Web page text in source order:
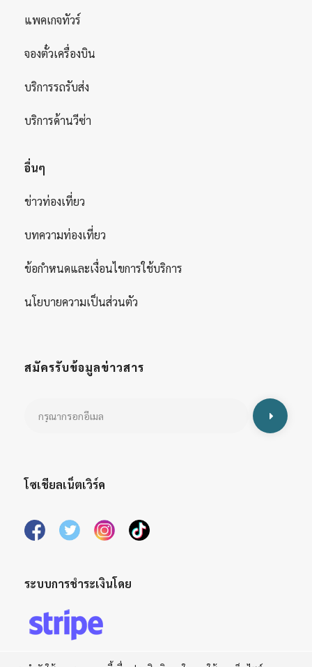
แพคเกจทัวร์
จองตั๋วเครื่องบิน
บริการรถรับส่ง
บริการด้านวีซ่า
อื่นๆ
ข่าวท่องเที่ยว
บทความท่องเที่ยว
ข้อกำหนดและเงื่อนไขการใช้บริการ
นโยบายความเป็นส่วนตัว
สมัครรับข้อมูลข่าวสาร
โซเชียลเน็ตเวิร์ค
ระบบการชำระเงินโดย